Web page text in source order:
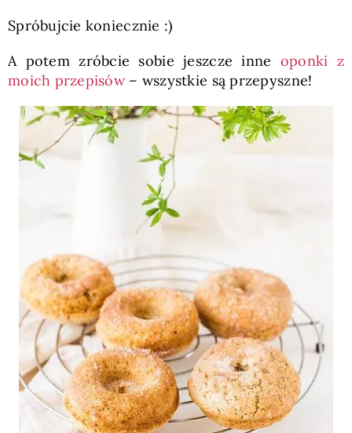
Spróbujcie koniecznie :)
A potem zróbcie sobie jeszcze inne oponki z
moich przepisów– wszystkie są przepyszne!